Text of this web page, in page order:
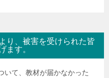
り、被害を受けられた皆
ます。
いて、教材が届かなかった